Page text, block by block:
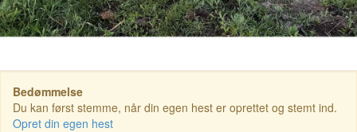
Bedømmelse
Du kan først stemme, når din egen hest er oprettet og stemt ind.
Opret din egen hest